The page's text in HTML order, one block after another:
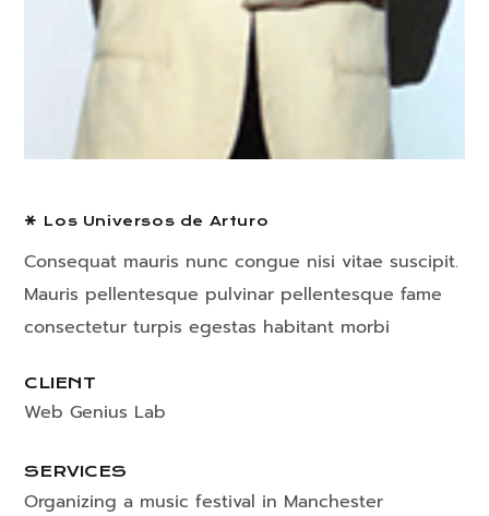
Los Universos de Arturo
Consequat mauris nunc congue nisi vitae suscipit.
Mauris pellentesque pulvinar pellentesque fame
consectetur turpis egestas habitant morbi
CLIENT
Web Genius Lab
SERVICES
Organizing a music festival in Manchester